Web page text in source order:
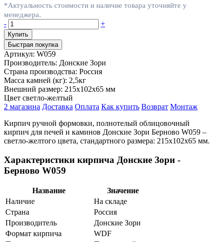
*Актуальность стоимости и наличие товара уточняйте у
менеджера.
-
+
Быстрая покупка
Артикул: W059
Производитель: Донские Зори
Страна производства: Россия
Масса камней (кг): 2,5кг
Внешний размер: 215х102х65 мм
Цвет светло-желтый
2 магазина Доставка Оплата Как купить Возврат Монтаж
Кирпич ручной формовки, полнотелый облицовочный
кирпич для печей и каминов Донские Зори Берново W059 –
светло-желтого цвета, стандартного размера: 215x102x65 мм.
Характеристики кирпича Донские Зори -
Берново W059
Название
Значение
Наличие
На складе
Страна
Россия
Производитель
Донские Зори
Формат кирпича
WDF